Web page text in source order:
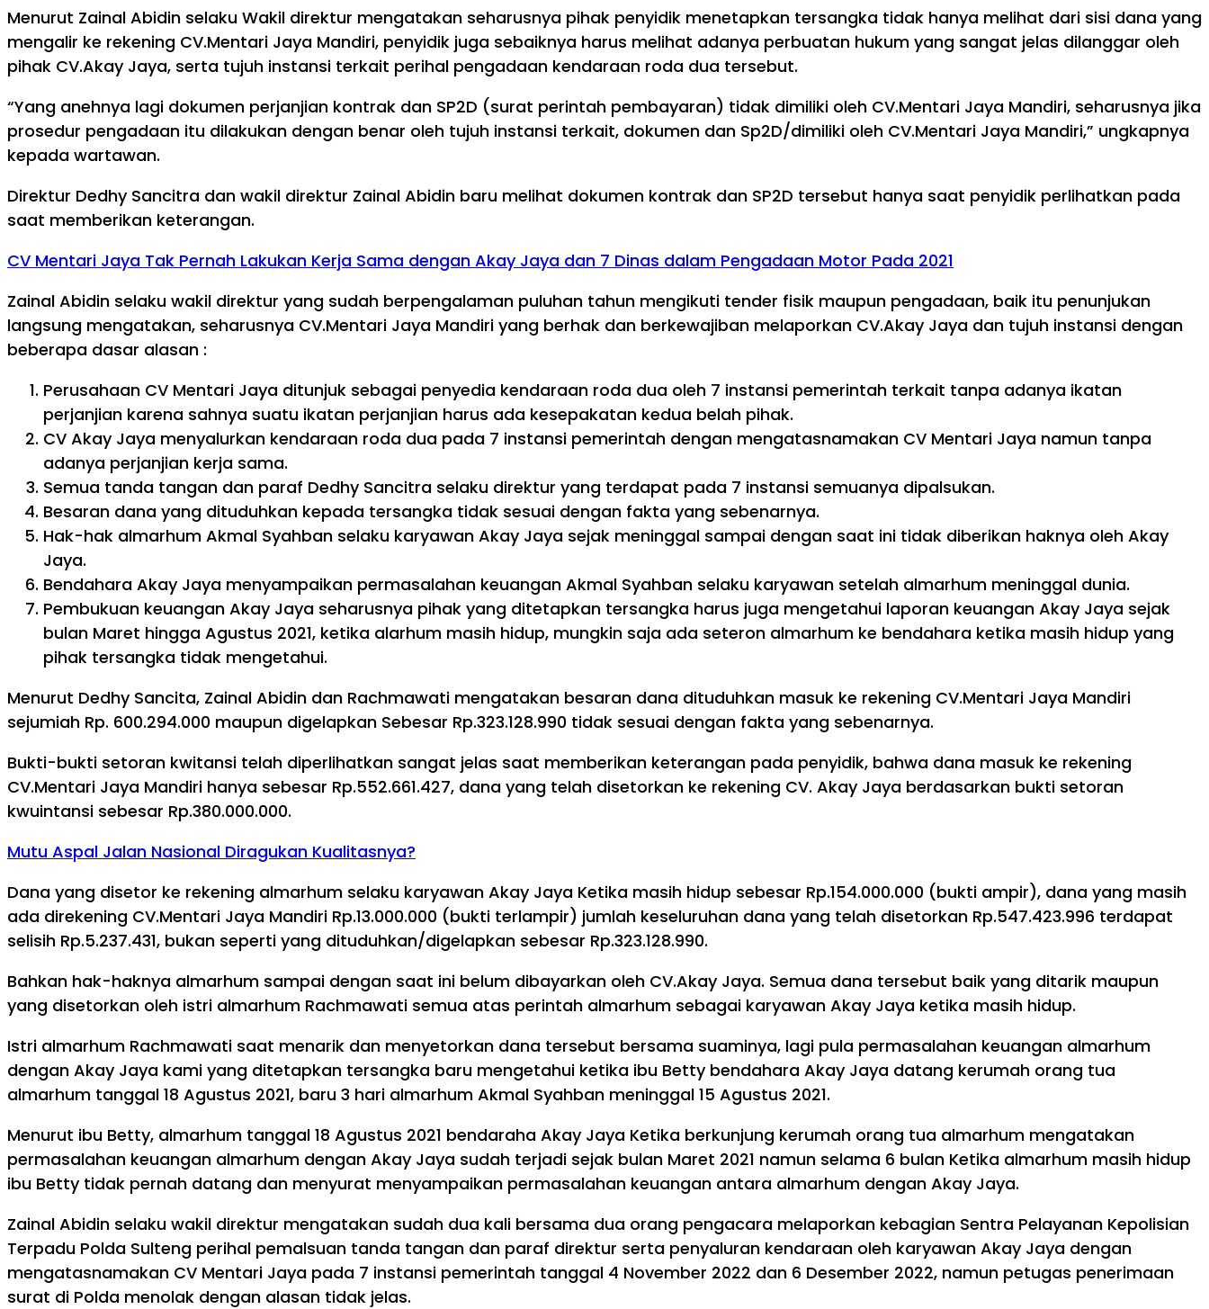
Menurut Zainal Abidin selaku Wakil direktur mengatakan seharusnya pihak penyidik menetapkan tersangka tidak hanya melihat dari sisi dana yang
mengalir ke rekening CV.Mentari Jaya Mandiri, penyidik juga sebaiknya harus melihat adanya perbuatan hukum yang sangat jelas dilanggar oleh
pihak CV.Akay Jaya, serta tujuh instansi terkait perihal pengadaan kendaraan roda dua tersebut.
“Yang anehnya lagi dokumen perjanjian kontrak dan SP2D (surat perintah pembayaran) tidak dimiliki oleh CV.Mentari Jaya Mandiri, seharusnya jika
prosedur pengadaan itu dilakukan dengan benar oleh tujuh instansi terkait, dokumen dan Sp2D/dimiliki oleh CV.Mentari Jaya Mandiri,” ungkapnya
kepada wartawan.
Direktur Dedhy Sancitra dan wakil direktur Zainal Abidin baru melihat dokumen kontrak dan SP2D tersebut hanya saat penyidik perlihatkan pada
saat memberikan keterangan.
CV Mentari Jaya Tak Pernah Lakukan Kerja Sama dengan Akay Jaya dan 7 Dinas dalam Pengadaan Motor Pada 2021
Zainal Abidin selaku wakil direktur yang sudah berpengalaman puluhan tahun mengikuti tender fisik maupun pengadaan, baik itu penunjukan
langsung mengatakan, seharusnya CV.Mentari Jaya Mandiri yang berhak dan berkewajiban melaporkan CV.Akay Jaya dan tujuh instansi dengan
beberapa dasar alasan :
Perusahaan CV Mentari Jaya ditunjuk sebagai penyedia kendaraan roda dua oleh 7 instansi pemerintah terkait tanpa adanya ikatan
perjanjian karena sahnya suatu ikatan perjanjian harus ada kesepakatan kedua belah pihak.
CV Akay Jaya menyalurkan kendaraan roda dua pada 7 instansi pemerintah dengan mengatasnamakan CV Mentari Jaya namun tanpa
adanya perjanjian kerja sama.
Semua tanda tangan dan paraf Dedhy Sancitra selaku direktur yang terdapat pada 7 instansi semuanya dipalsukan.
Besaran dana yang dituduhkan kepada tersangka tidak sesuai dengan fakta yang sebenarnya.
Hak-hak almarhum Akmal Syahban selaku karyawan Akay Jaya sejak meninggal sampai dengan saat ini tidak diberikan haknya oleh Akay
Jaya.
Bendahara Akay Jaya menyampaikan permasalahan keuangan Akmal Syahban selaku karyawan setelah almarhum meninggal dunia.
Pembukuan keuangan Akay Jaya seharusnya pihak yang ditetapkan tersangka harus juga mengetahui laporan keuangan Akay Jaya sejak
bulan Maret hingga Agustus 2021, ketika alarhum masih hidup, mungkin saja ada seteron almarhum ke bendahara ketika masih hidup yang
pihak tersangka tidak mengetahui.
Menurut Dedhy Sancita, Zainal Abidin dan Rachmawati mengatakan besaran dana dituduhkan masuk ke rekening CV.Mentari Jaya Mandiri
sejumiah Rp. 600.294.000 maupun digelapkan Sebesar Rp.323.128.990 tidak sesuai dengan fakta yang sebenarnya.
Bukti-bukti setoran kwitansi telah diperlihatkan sangat jelas saat memberikan keterangan pada penyidik, bahwa dana masuk ke rekening
CV.Mentari Jaya Mandiri hanya sebesar Rp.552.661.427, dana yang telah disetorkan ke rekening CV. Akay Jaya berdasarkan bukti setoran
kwuintansi sebesar Rp.380.000.000.
Mutu Aspal Jalan Nasional Diragukan Kualitasnya?
Dana yang disetor ke rekening almarhum selaku karyawan Akay Jaya Ketika masih hidup sebesar Rp.154.000.000 (bukti ampir), dana yang masih
ada direkening CV.Mentari Jaya Mandiri Rp.13.000.000 (bukti terlampir) jumlah keseluruhan dana yang telah disetorkan Rp.547.423.996 terdapat
selisih Rp.5.237.431, bukan seperti yang dituduhkan/digelapkan sebesar Rp.323.128.990.
Bahkan hak-haknya almarhum sampai dengan saat ini belum dibayarkan oleh CV.Akay Jaya. Semua dana tersebut baik yang ditarik maupun
yang disetorkan oleh istri almarhum Rachmawati semua atas perintah almarhum sebagai karyawan Akay Jaya ketika masih hidup.
Istri almarhum Rachmawati saat menarik dan menyetorkan dana tersebut bersama suaminya, lagi pula permasalahan keuangan almarhum
dengan Akay Jaya kami yang ditetapkan tersangka baru mengetahui ketika ibu Betty bendahara Akay Jaya datang kerumah orang tua
almarhum tanggal 18 Agustus 2021, baru 3 hari almarhum Akmal Syahban meninggal 15 Agustus 2021.
Menurut ibu Betty, almarhum tanggal 18 Agustus 2021 bendaraha Akay Jaya Ketika berkunjung kerumah orang tua almarhum mengatakan
permasalahan keuangan almarhum dengan Akay Jaya sudah terjadi sejak bulan Maret 2021 namun selama 6 bulan Ketika almarhum masih hidup
ibu Betty tidak pernah datang dan menyurat menyampaikan permasalahan keuangan antara almarhum dengan Akay Jaya.
Zainal Abidin selaku wakil direktur mengatakan sudah dua kali bersama dua orang pengacara melaporkan kebagian Sentra Pelayanan Kepolisian
Terpadu Polda Sulteng perihal pemalsuan tanda tangan dan paraf direktur serta penyaluran kendaraan oleh karyawan Akay Jaya dengan
mengatasnamakan CV Mentari Jaya pada 7 instansi pemerintah tanggal 4 November 2022 dan 6 Desember 2022, namun petugas penerimaan
surat di Polda menolak dengan alasan tidak jelas.